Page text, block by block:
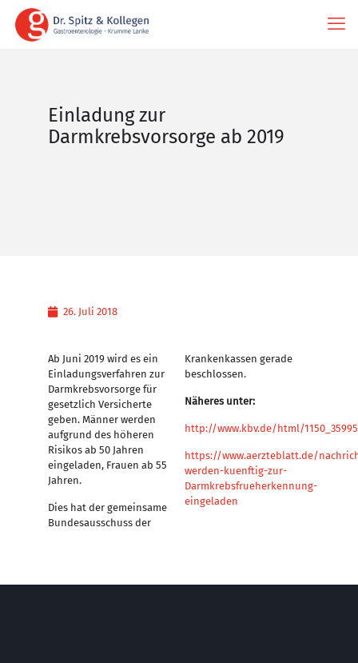
Einladung zur
Darmkrebsvorsorge ab 2019
26. Juli 2018
Ab Juni 2019 wird es ein
Einladungsverfahren zur
Darmkrebsvorsorge für
gesetzlich Versicherte
geben. Männer werden
aufgrund des höheren
Risikos ab 50 Jahren
eingeladen, Frauen ab 55
Jahren.
Dies hat der gemeinsame
Bundesausschuss der
Krankenkassen gerade
beschlossen.
Näheres unter:
http://www.kbv.de/html/1150_35995
https://www.aerzteblatt.de/
werden-kuenftig-zur-
Darmkrebsfrueherkennung-
eingeladen